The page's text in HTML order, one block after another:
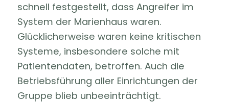
schnell festgestellt, dass Angreifer im
System der Marienhaus waren.
Glücklicherweise waren keine kritischen
Systeme, insbesondere solche mit
Patientendaten, betroffen. Auch die
Betriebsführung aller Einrichtungen der
Gruppe blieb unbeeinträchtigt.